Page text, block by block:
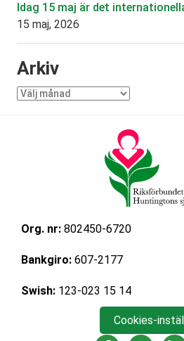
Idag 15 maj är det
15 maj, 2026
Arkiv
Arkiv
Org. nr: 802450-6720
Bankgiro: 607-2177
Swish: 123-023 15 14
Cookies-